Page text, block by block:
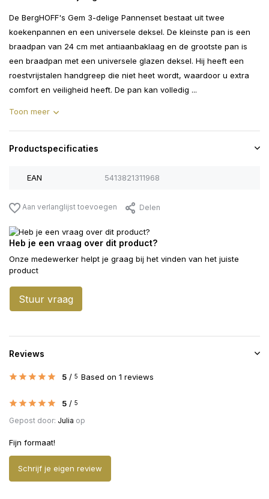
De BergHOFF's Gem 3-delige Pannenset bestaat uit twee
koekenpannen en een universele deksel. De kleinste pan is een
braadpan van 24 cm met antiaanbaklaag en de grootste pan is
een braadpan met een universele glazen deksel. Hij heeft een
roestvrijstalen handgreep die niet heet wordt, waardoor u extra
comfort en veiligheid heeft. De pan kan volledig ...
Toon meer
Productspecificaties
EAN 5413821311968
Aan verlanglijst toevoegen Delen
Heb je een vraag over dit product?
Onze medewerker helpt je graag bij het vinden van het juiste
product
Stuur vraag
Reviews
5 / 5 Based on 1 reviews
5 / 5
Gepost door: Julia op
Fijn formaat!
Schrijf je eigen review